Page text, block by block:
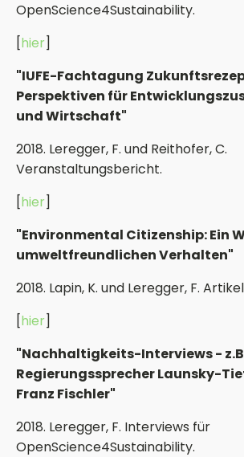
OpenScience4Sustainability.
[hier]
"IUFE-Fachtagung
Perspektiven für
und Wirtschaft"
2018. Leregger, F. und Reithofer, C.
Veranstaltungsbericht.
[hier]
"Environmental Citizenship: Ein
umweltfreundlichen Verhalten"
2018. Lapin, K. und Leregger, F.
[hier]
"Nachhaltigkeits-Interviews -
Regierungssprecher Launsky-
Franz Fischler"
2018. Leregger, F. Interviews für
OpenScience4Sustainability.